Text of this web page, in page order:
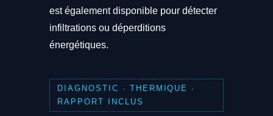
est également disponible pour détecter
infiltrations ou déperditions
énergétiques.
DIAGNOSTIC · THERMIQUE ·
RAPPORT INCLUS